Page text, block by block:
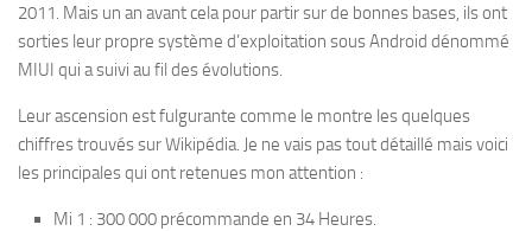
2011. Mais un an avant cela pour partir sur de bonnes bases, ils ont
sorties leur propre système d’exploitation sous Android dénommé
MIUI qui a suivi au fil des évolutions.
Leur ascension est fulgurante comme le montre les quelques
chiffres trouvés sur Wikipédia. Je ne vais pas tout détaillé mais voici
les principales qui ont retenues mon attention :
Mi 1 : 300 000 précommande en 34 Heures.